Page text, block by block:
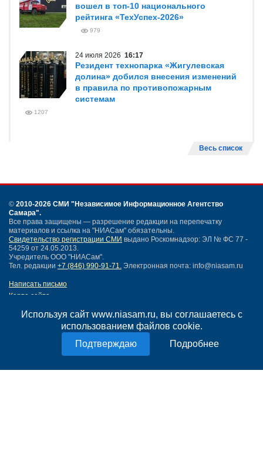
Используя сайт www.niasam.ru, вы соглашаетесь с
использованием файлов cookie.
Подробнее
вошел в топ-10 национального
рейтинга «ТехУспех-2026»
979
24 июля 2026 16:17
Резидент технопарка «Жигулевская
долина» добился внесения изменений
в правила по противопожарным
системам
1207
Весь список
© 2010-2026 СМИ "Независимое Информационное Агентство
Самара".
Все права защищены — разрешение редакции на перепечатку
материалов и ссылка на "НИАСам" обязательны.
Свидетельство регистрации СМИ выдано Роскомнадзор: ЭЛ № ФС 77 -
54259 от 24.05.2013.
Учредитель ООО "НИАСам".
Тел. редакции +7 (846) 990-91-71. Электронная почта: info@niasam.ru
Написать письмо
Карта сайта
Политика конфиденциальности
Согласие на обработку персональных данных